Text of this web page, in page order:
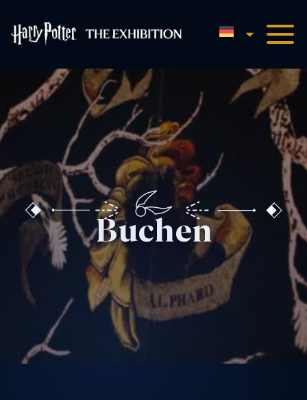
Harry Potter™: Die
Deutsch
Buchen